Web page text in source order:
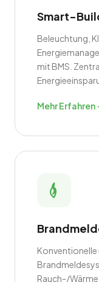
Smart-
Beleuchtung,
mit BMS.
Mehr Erfahren
Konventionelle
Rauch-/